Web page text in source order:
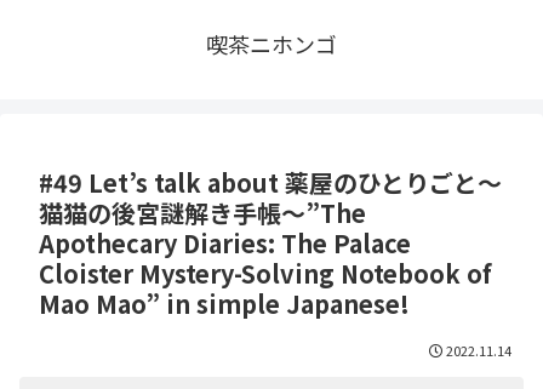
喫茶ニホンゴ
#49 Let’s talk about 薬屋のひとりごと〜
猫猫の後宮謎解き手帳〜”The
Apothecary Diaries: The Palace
Cloister Mystery-Solving Notebook of
Mao Mao” in simple Japanese!
2022.11.14